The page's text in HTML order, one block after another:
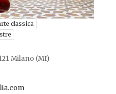
classica
Milano (MI)